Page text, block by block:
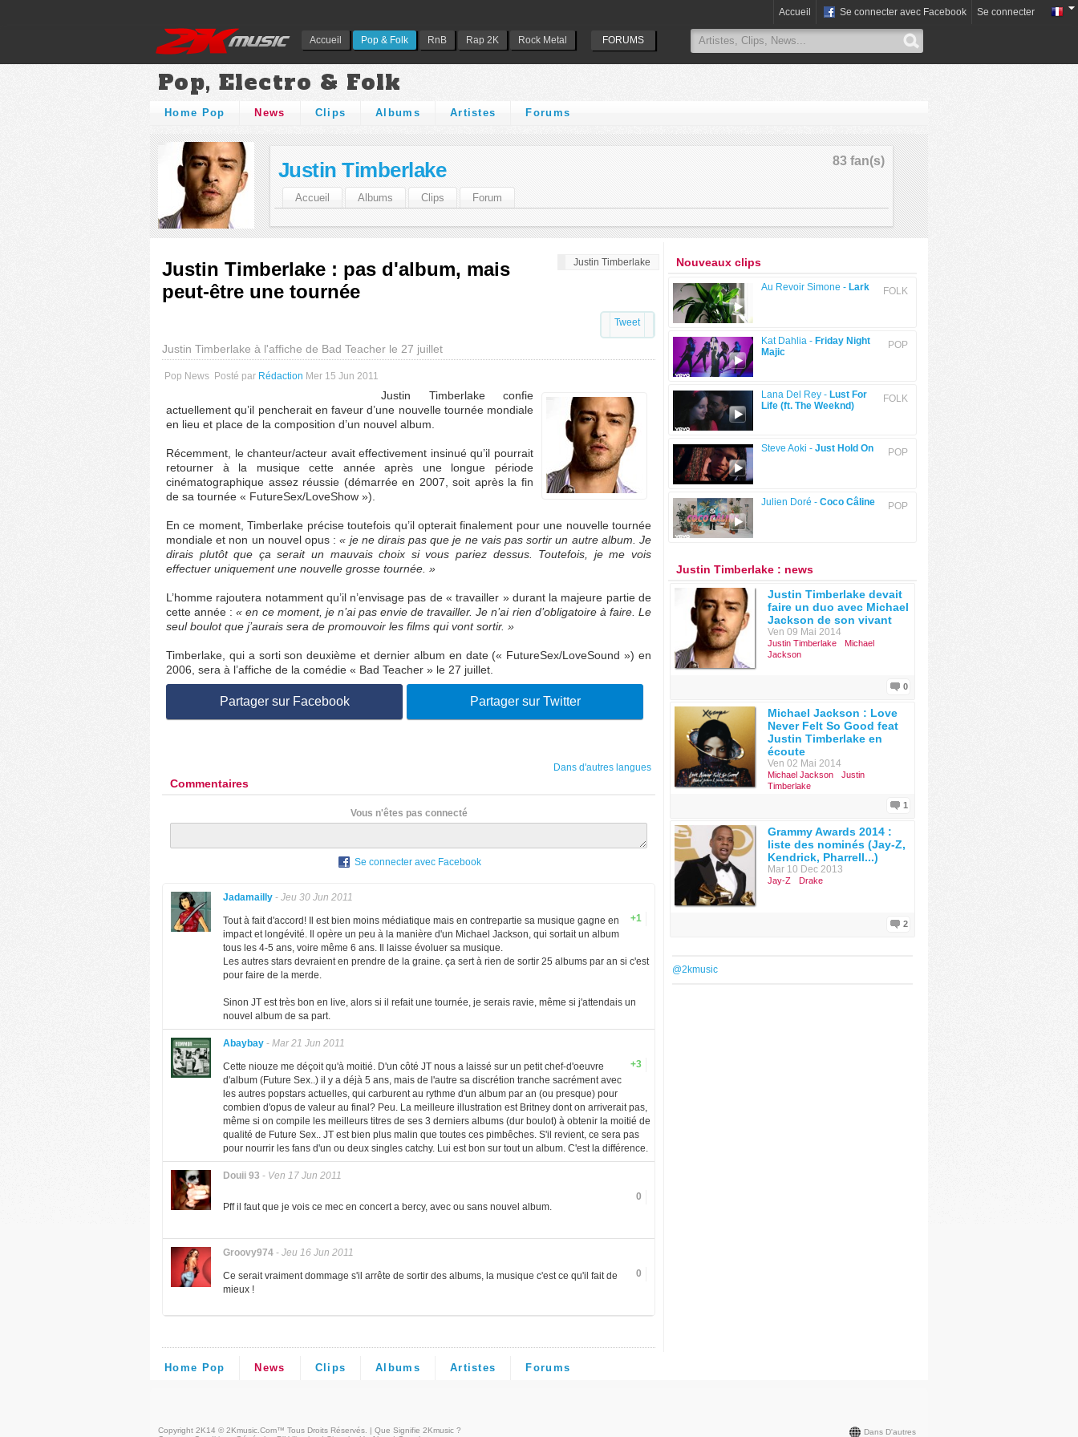
Accueil Pop & Folk RnB Rap 2K Rock Metal FORUMS
Accueil Se connecter avec Facebook Se connecter
Pop, Electro & Folk
Home Pop News Clips Albums Artistes Forums
83 fan(s)
Justin Timberlake
Accueil Albums Clips Forum
Justin Timberlake
Justin Timberlake : pas d'album, mais
peut-être une tournée
Tweet
Justin Timberlake à l'affiche de Bad Teacher le 27 juillet
Pop News Posté par Rédaction Mer 15 Jun 2011
Justin Timberlake confie
actuellement qu’il pencherait en faveur d’une nouvelle tournée mondiale
en lieu et place de la composition d’un nouvel album.
Récemment, le chanteur/acteur avait effectivement insinué qu’il pourrait
retourner à la musique cette année après une longue période
cinématographique assez réussie (démarrée en 2007, soit après la fin
de sa tournée « FutureSex/LoveShow »).
En ce moment, Timberlake précise toutefois qu’il opterait finalement pour une nouvelle tournée
mondiale et non un nouvel opus :« je ne dirais pas que je ne vais pas sortir un autre album. Je
dirais plutôt que ça serait un mauvais choix si vous pariez dessus. Toutefois, je me vois
effectuer uniquement une nouvelle grosse tournée. »
L’homme rajoutera notamment qu’il n’envisage pas de « travailler » durant la majeure partie de
cette année :« en ce moment, je n’ai pas envie de travailler. Je n’ai rien d’obligatoire à faire. Le
seul boulot que j’aurais sera de promouvoir les films qui vont sortir. »
Timberlake, qui a sorti son deuxième et dernier album en date (« FutureSex/LoveSound ») en
2006, sera à l’affiche de la comédie « Bad Teacher » le 27 juillet.
Partager sur Facebook Partager sur Twitter
Dans d'autres langues
Commentaires
Vous n'êtes pas connecté
Se connecter avec Facebook
Jadamailly - Jeu 30 Jun 2011
+1
Tout à fait d'accord! Il est bien moins médiatique mais en contrepartie sa musique gagne en
impact et longévité. Il opère un peu à la manière d'un Michael Jackson, qui sortait un album
tous les 4-5 ans, voire même 6 ans. Il laisse évoluer sa musique.
Les autres stars devraient en prendre de la graine. ça sert à rien de sortir 25 albums par an si c'est
pour faire de la merde.
Sinon JT est très bon en live, alors si il refait une tournée, je serais ravie, même si j'attendais un
nouvel album de sa part.
Abaybay - Mar 21 Jun 2011
+3
Cette niouze me déçoit qu'à moitié. D'un côté JT nous a laissé sur un petit chef-d'oeuvre
d'album (Future Sex..) il y a déjà 5 ans, mais de l'autre sa discrétion tranche sacrément avec
les autres popstars actuelles, qui carburent au rythme d'un album par an (ou presque) pour
combien d'opus de valeur au final? Peu. La meilleure illustration est Britney dont on arriverait pas,
même si on compile les meilleurs titres de ses 3 derniers albums (dur boulot) à obtenir la moitié de
qualité de Future Sex.. JT est bien plus malin que toutes ces pimbêches. S'il revient, ce sera pas
pour nourrir les fans d'un ou deux singles catchy. Lui est bon sur tout un album. C'est la différence.
Douii 93 - Ven 17 Jun 2011
0
Pff il faut que je vois ce mec en concert a bercy, avec ou sans nouvel album.
Groovy974 - Jeu 16 Jun 2011
0
Ce serait vraiment dommage s'il arrête de sortir des albums, la musique c'est ce qu'il fait de
mieux !
Nouveaux clips
FOLK
Au Revoir Simone - Lark
POP
Kat Dahlia - Friday Night
Majic
FOLK
Lana Del Rey - Lust For
Life (ft. The Weeknd)
POP
Steve Aoki - Just Hold On
POP
Julien Doré - Coco Câline
Justin Timberlake : news
Justin Timberlake devait
faire un duo avec Michael
Jackson de son vivant
Ven 09 Mai 2014
Justin Timberlake
Michael
Jackson
0
Michael Jackson : Love
Never Felt So Good feat
Justin Timberlake en
écoute
Ven 02 Mai 2014
Michael Jackson
Justin
Timberlake
1
Grammy Awards 2014 :
liste des nominés (Jay-Z,
Kendrick, Pharrell...)
Mar 10 Dec 2013
Jay-Z Drake
2
@2kmusic
Home Pop News Clips Albums Artistes Forums
Dans D'autres
Copyright 2K14 © 2Kmusic.com™ Tous Droits Réservés . | Que Signifie 2Kmusic ?